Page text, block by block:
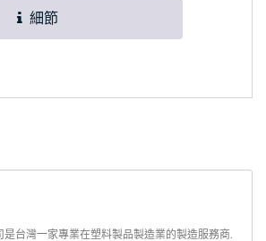
細節
台灣一家專業在塑料製品製造業的製造服務商.